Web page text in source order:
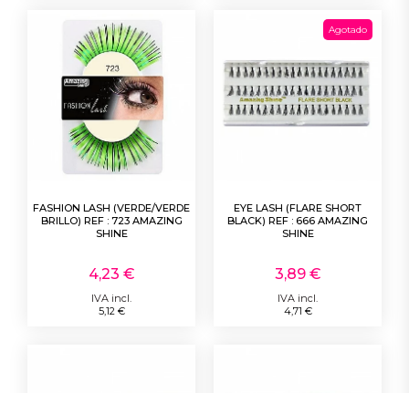
FASHION LASH (VERDE/VERDE
BRILLO) REF : 723 AMAZING
SHINE
4,23 €
IVA incl.
5,12 €
EYE LASH (FLARE SHORT
BLACK) REF : 666 AMAZING
SHINE
3,89 €
IVA incl.
4,71 €
Agotado